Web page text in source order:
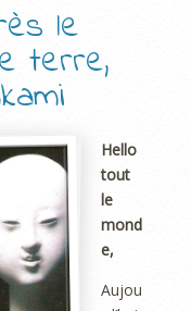
le
terre,
Hello
tout
le
mond
e,
Aujou